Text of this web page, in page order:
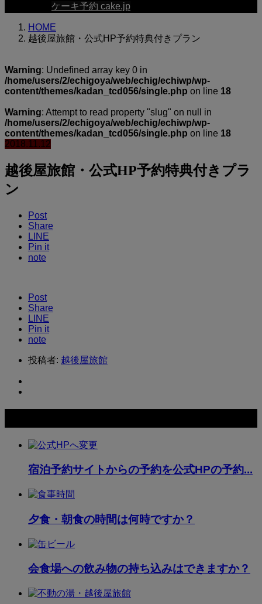
ケーキ予約 cake.jp
HOME
越後屋旅館・公式HP予約特典付きプラン
Warning: Undefined array key 0 in
/home/users/2/echigoya/web/echig/echiwp/wp-
content/themes/kadan_tcd056/single.php on line 18
Warning: Attempt to read property "slug" on null in
/home/users/2/echigoya/web/echig/echiwp/wp-
content/themes/kadan_tcd056/single.php on line 18
2018.11.12
越後屋旅館・公式HP予約特典付きプラ
ン
Post
Share
LINE
Pin it
note
Post
Share
LINE
Pin it
note
投稿者: 越後屋旅館
宿泊予約サイトからの予約を公式HPの予約...
夕食・朝食の時間は何時ですか？
会食場への飲み物の持ち込みはできますか？